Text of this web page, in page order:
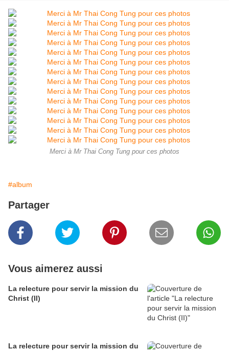
Merci à Mr Thai Cong Tung pour ces photos
#album
Partager
Vous aimerez aussi
La relecture pour servir la mission du
Christ (II)
La relecture pour servir la mission du